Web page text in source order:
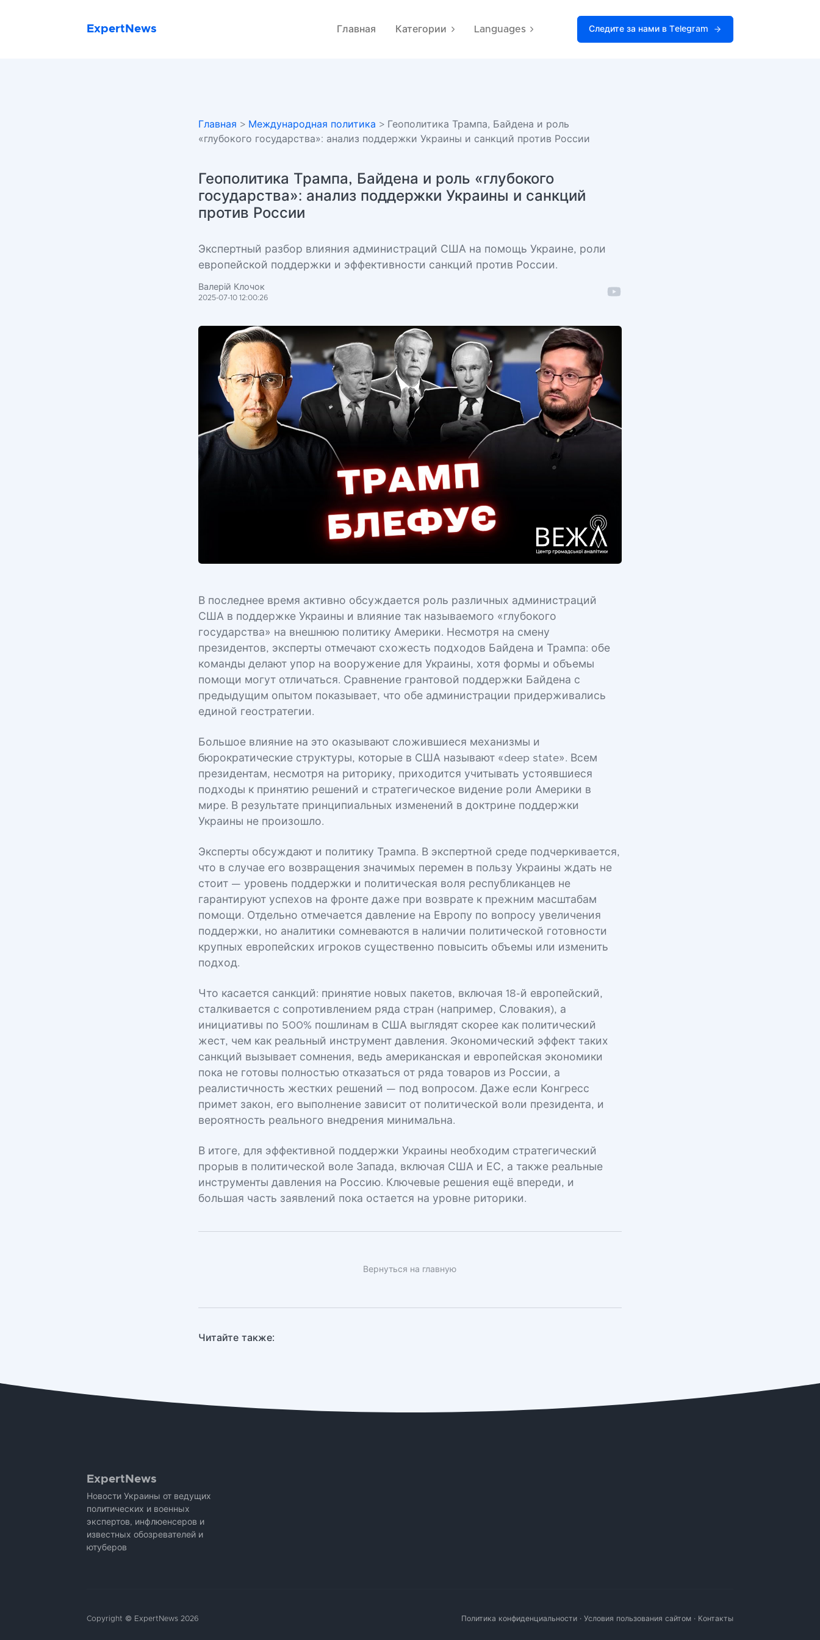
ExpertNews Главная Категории Languages Следите за нами в Telegram
Главная > Международная политика > Геополитика Трампа, Байдена и роль
«глубокого государства»: анализ поддержки Украины и санкций против России
Геополитика Трампа, Байдена и роль «глубокого
государства»: анализ поддержки Украины и санкций
против России
Экспертный разбор влияния администраций США на помощь Украине, роли
европейской поддержки и эффективности санкций против России.
Валерій Клочок
2025-07-10 12:00:26
В последнее время активно обсуждается роль различных администраций
США в поддержке Украины и влияние так называемого «глубокого
государства» на внешнюю политику Америки. Несмотря на смену
президентов, эксперты отмечают схожесть подходов Байдена и Трампа: обе
команды делают упор на вооружение для Украины, хотя формы и объемы
помощи могут отличаться. Сравнение грантовой поддержки Байдена с
предыдущим опытом показывает, что обе администрации придерживались
единой геостратегии.
Большое влияние на это оказывают сложившиеся механизмы и
бюрократические структуры, которые в США называют «deep state». Всем
президентам, несмотря на риторику, приходится учитывать устоявшиеся
подходы к принятию решений и стратегическое видение роли Америки в
мире. В результате принципиальных изменений в доктрине поддержки
Украины не произошло.
Эксперты обсуждают и политику Трампа. В экспертной среде подчеркивается,
что в случае его возвращения значимых перемен в пользу Украины ждать не
стоит — уровень поддержки и политическая воля республиканцев не
гарантируют успехов на фронте даже при возврате к прежним масштабам
помощи. Отдельно отмечается давление на Европу по вопросу увеличения
поддержки, но аналитики сомневаются в наличии политической готовности
крупных европейских игроков существенно повысить объемы или изменить
подход.
Что касается санкций: принятие новых пакетов, включая 18-й европейский,
сталкивается с сопротивлением ряда стран (например, Словакия), а
инициативы по 500% пошлинам в США выглядят скорее как политический
жест, чем как реальный инструмент давления. Экономический эффект таких
санкций вызывает сомнения, ведь американская и европейская экономики
пока не готовы полностью отказаться от ряда товаров из России, а
реалистичность жестких решений — под вопросом. Даже если Конгресс
примет закон, его выполнение зависит от политической воли президента, и
вероятность реального внедрения минимальна.
В итоге, для эффективной поддержки Украины необходим стратегический
прорыв в политической воле Запада, включая США и ЕС, а также реальные
инструменты давления на Россию. Ключевые решения ещё впереди, и
большая часть заявлений пока остается на уровне риторики.
Вернуться на главную
Читайте также:
ExpertNews
Новости Украины от ведущих
политических и военных
экспертов, инфлюенсеров и
известных обозревателей и
ютуберов
Copyright © ExpertNews 2026 Политика конфиденциальности · Условия пользования сайтом · Контакты